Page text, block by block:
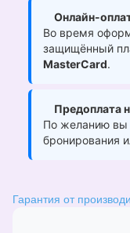
Онлайн-
Во время
защищённый
MasterCard.
Предоплата
По желанию вы
бронирования
Гарантия от